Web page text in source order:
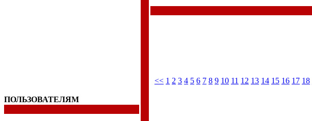
ПОЛЬЗОВАТЕЛЯМ
<< 1 2 3 4 5 6 7 8 9 10 11 12 13 14 15 16 17 18